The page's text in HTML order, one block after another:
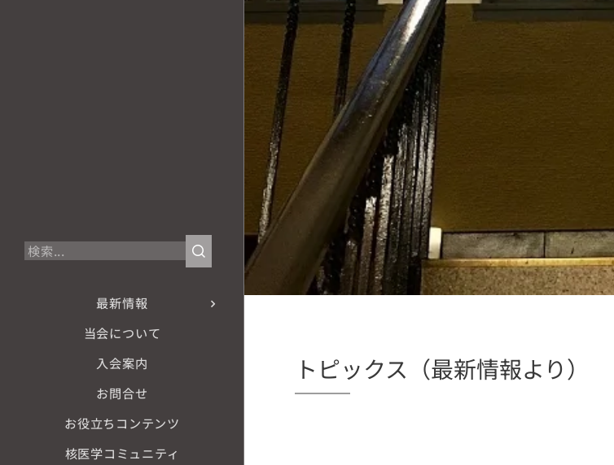
最新情報
当会について
入会案内
お問合せ
お役立ちコンテンツ
核医学コミュニティ
トピックス（最新情報より）